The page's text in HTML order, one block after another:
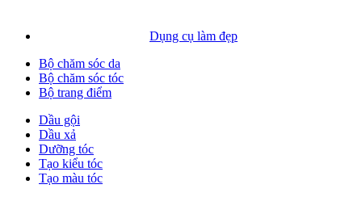
Dụng cụ làm đẹp
Bộ chăm sóc da
Bộ chăm sóc tóc
Bộ trang điểm
Dầu gội
Dầu xả
Dưỡng tóc
Tạo kiểu tóc
Tạo màu tóc